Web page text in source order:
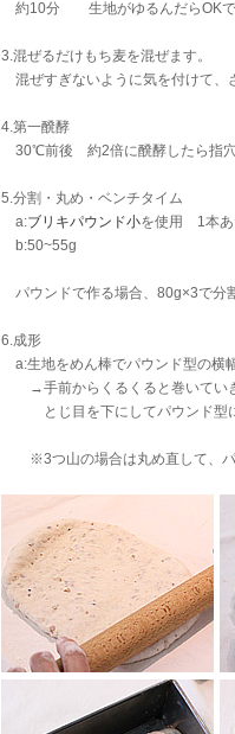
約10分 生地がゆるんだらOK
3.混ぜるだけもち麦を混ぜます。
混ぜすぎないように気を付けて、
4.第一醗酵
30℃前後 約2倍に醗酵したら指穴
5.分割・丸め・ベンチタイム
a:ブリキパウンド小を使用 1本あ
b:50~55g
パウンドで作る場合、80g×3で分
6.成形
a:生地をめん棒でパウンド型の横
→手前からくるくると巻いていき
とじ目を下にしてパウンド型
※3つ山の場合は丸め直して、パ